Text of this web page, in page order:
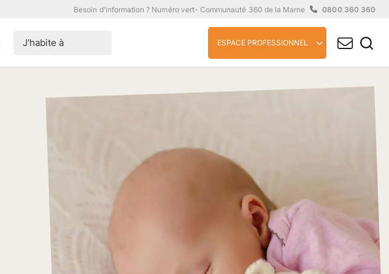
Besoin d'information ? Numéro vert- Communauté 360 de la Marne 0800 360 360
ESPACE PROFESSIONNEL
J'habite à